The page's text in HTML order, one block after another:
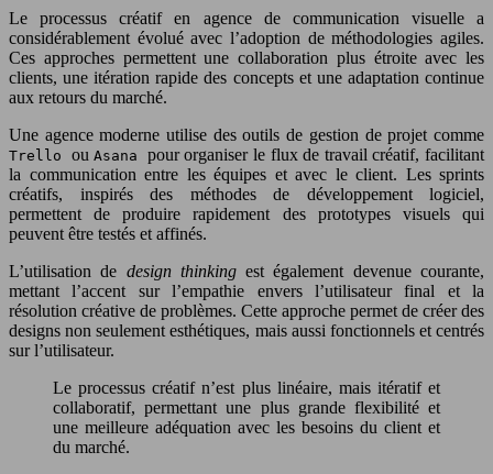
Le processus créatif en agence de communication visuelle a
considérablement évolué avec l’adoption de méthodologies agiles.
Ces approches permettent une collaboration plus étroite avec les
clients, une itération rapide des concepts et une adaptation continue
aux retours du marché.
Une agence moderne utilise des outils de gestion de projet comme
Trello ouAsana pour organiser le flux de travail créatif, facilitant
la communication entre les équipes et avec le client. Les sprints
créatifs, inspirés des méthodes de développement logiciel,
permettent de produire rapidement des prototypes visuels qui
peuvent être testés et affinés.
L’utilisation de design thinkingest également devenue courante,
mettant l’accent sur l’empathie envers l’utilisateur final et la
résolution créative de problèmes. Cette approche permet de créer des
designs non seulement esthétiques, mais aussi fonctionnels et centrés
sur l’utilisateur.
Le processus créatif n’est plus linéaire, mais itératif et
collaboratif, permettant une plus grande flexibilité et
une meilleure adéquation avec les besoins du client et
du marché.